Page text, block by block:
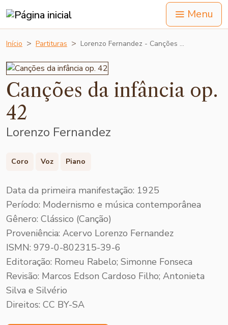
Menu
Início Partituras Lorenzo Fernandez - Canções …
Canções da infância op.
42
Lorenzo Fernandez
Coro Voz Piano
Data da primeira manifestação: 1925
Período: Modernismo e música contemporânea
Gênero: Clássico (Canção)
Proveniência: Acervo Lorenzo Fernandez
ISMN: 979-0-802315-39-6
Editoração: Romeu Rabelo; Simonne Fonseca
Revisão: Marcos Edson Cardoso Filho; Antonieta
Silva e Silvério
Direitos: CC BY-SA